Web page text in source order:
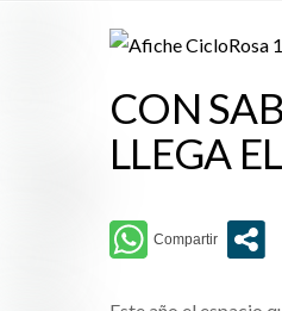
CON
LLEGA